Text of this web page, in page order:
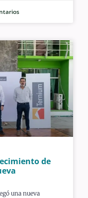
de
una nueva